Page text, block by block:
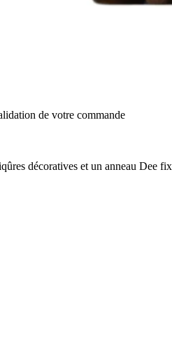
de votre commande
décoratives et un anneau Dee